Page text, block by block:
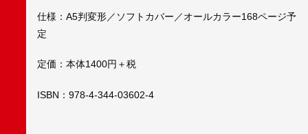
仕様：A5判変形／ソフトカバー／オールカラー168ページ予
定
定価：本体1400円＋税
ISBN：978-4-344-03602-4